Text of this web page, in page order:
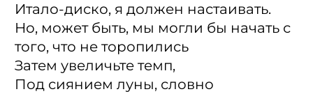
Итало-диско, я должен настаивать.
Но, может быть, мы могли бы начать с
того, что не торопились
Затем увеличьте темп,
Под сиянием луны, словно